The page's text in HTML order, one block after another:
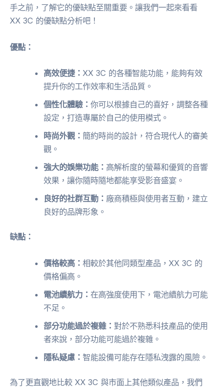
手之前，了解它的優缺點至關重要。讓我們一起來看看
XX 3C 的優缺點分析吧！
優點：
高效便捷： XX 3C 的各種智能功能，能夠有效
提升你的工作效率和生活品質。
個性化體驗：你可以根據自己的喜好，調整各種
設定，打造專屬於自己的使用模式。
時尚外觀： 簡約時尚的設計，符合現代人的審美
觀。
強大的娛樂功能： 高解析度的螢幕和優質的音響
效果，讓你隨時隨地都能享受影音盛宴。
良好的社群互動： 廠商積極與使用者互動，建立
良好的品牌形象。
缺點：
價格較高：相較於其他同類型產品，XX 3C 的
價格偏高。
電池續航力：在高強度使用下，電池續航力可能
不足。
部分功能過於複雜：對於不熟悉科技產品的使用
者來說，部分功能可能過於複雜。
隱私疑慮：智能設備可能存在隱私洩露的風險。
為了更直觀地比較 XX 3C 與市面上其他類似產品，我們